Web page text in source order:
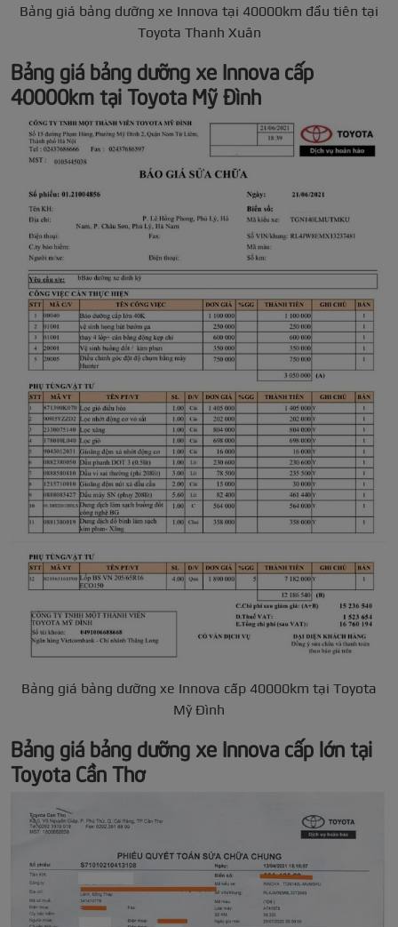
Bảng giá bảng dưỡng xe Innova tại 40000km đầu tiên tại
Toyota Thanh Xuân
Bảng giá bảng dưỡng xe Innova cấp
40000km tại Toyota Mỹ Đình
Bảng giá bảng dưỡng xe Innova cấp 40000km tại Toyota
Mỹ Đình
Bảng giá bảng dưỡng xe Innova cấp lớn tại
Toyota Cần Thơ